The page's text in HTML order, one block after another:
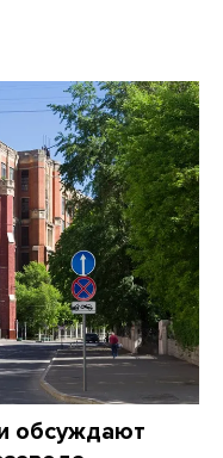
обсуждают